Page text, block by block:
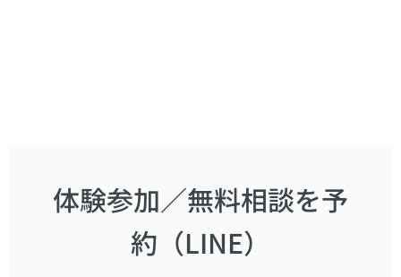
体験参加／無料相談を予
約（LINE）